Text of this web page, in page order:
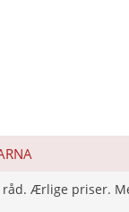
råd. Ærlige priser.